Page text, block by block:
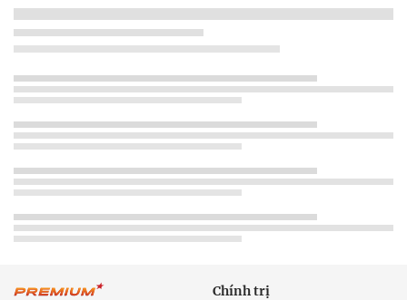
Chính trị